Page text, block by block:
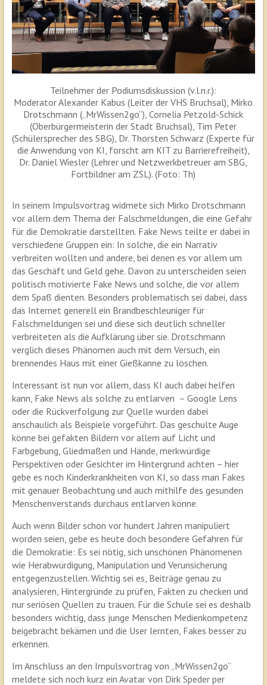
Teilnehmer der Podiumsdiskussion (v.l.n.r.):
Moderator Alexander Kabus (Leiter der VHS Bruchsal), Mirko
Drotschmann („MrWissen2go“), Cornelia Petzold-Schick
(Oberbürgermeisterin der Stadt Bruchsal), Tim Peter
(Schülersprecher des SBG), Dr. Thorsten Schwarz (Experte für
die Anwendung von KI, forscht am KIT zu Barrierefreiheit),
Dr. Daniel Wiesler (Lehrer und Netzwerkbetreuer am SBG,
Fortbildner am ZSL). (Foto: Th)
In seinem Impulsvortrag widmete sich Mirko Drotschmann
vor allem dem Thema der Falschmeldungen, die eine Gefahr
für die Demokratie darstellten. Fake News teilte er dabei in
verschiedene Gruppen ein: In solche, die ein Narrativ
verbreiten wollten und andere, bei denen es vor allem um
das Geschäft und Geld gehe. Davon zu unterscheiden seien
politisch motivierte Fake News und solche, die vor allem
dem Spaß dienten. Besonders problematisch sei dabei, dass
das Internet generell ein Brandbeschleuniger für
Falschmeldungen sei und diese sich deutlich schneller
verbreiteten als die Aufklärung über sie. Drotschmann
verglich dieses Phänomen auch mit dem Versuch, ein
brennendes Haus mit einer Gießkanne zu löschen.
Interessant ist nun vor allem, dass KI auch dabei helfen
kann, Fake News als solche zu entlarven – Google Lens
oder die Rückverfolgung zur Quelle wurden dabei
anschaulich als Beispiele vorgeführt. Das geschulte Auge
könne bei gefakten Bildern vor allem auf Licht und
Farbgebung, Gliedmaßen und Hände, merkwürdige
Perspektiven oder Gesichter im Hintergrund achten – hier
gebe es noch Kinderkrankheiten von KI, so dass man Fakes
mit genauer Beobachtung und auch mithilfe des gesunden
Menschenverstands durchaus entlarven könne.
Auch wenn Bilder schon vor hundert Jahren manipuliert
worden seien, gebe es heute doch besondere Gefahren für
die Demokratie: Es sei nötig, sich unschönen Phänomenen
wie Herabwürdigung, Manipulation und Verunsicherung
entgegenzustellen. Wichtig sei es, Beiträge genau zu
analysieren, Hintergründe zu prüfen, Fakten zu checken und
nur seriösen Quellen zu trauen. Für die Schule sei es deshalb
besonders wichtig, dass junge Menschen Medienkompetenz
beigebracht bekämen und die User lernten, Fakes besser zu
erkennen.
Im Anschluss an den Impulsvortrag von „MrWissen2go“
meldete sich noch kurz ein Avatar von Dirk Speder per